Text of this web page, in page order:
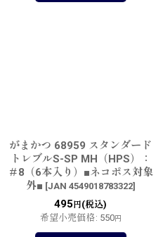
がまかつ 68959 スタンダード
トレブルS-SP MH（HPS）：
＃8（6本入り）■ネコポス対象
外■ [JAN 4549018783322]
495 円(税込)
希望小売価格: 550円